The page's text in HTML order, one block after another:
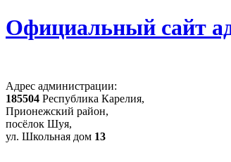
Официальный сайт
Адрес администрации:
185504 Республика Карелия,
Прионежский район,
посёлок Шуя,
ул. Школьная дом 13